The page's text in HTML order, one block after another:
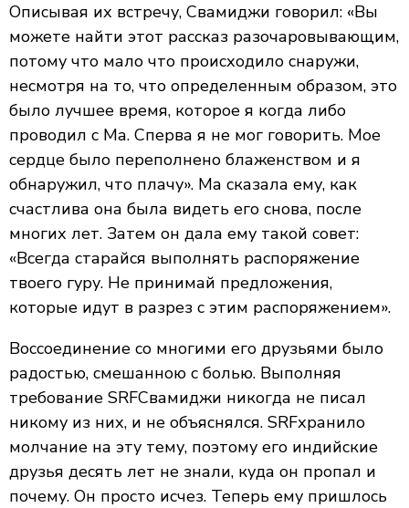
Описывая их встречу, Свамиджи говорил: «Вы
можете найти этот рассказ разочаровывающим,
потому что мало что происходило снаружи,
несмотря на то, что определенным образом, это
было лучшее время, которое я когда либо
проводил с Ма. Сперва я не мог говорить. Мое
сердце было переполнено блаженством и я
обнаружил, что плачу». Ма сказала ему, как
счастлива она была видеть его снова, после
многих лет. Затем он дала ему такой совет:
«Всегда старайся выполнять распоряжение
твоего гуру. Не принимай предложения,
которые идут в разрез с этим распоряжением».
Воссоединение со многими его друзьями было
радостью, смешанною с болью. Выполняя
требование SRFСвамиджи никогда не писал
никому из них, и не объяснялся. SRFхранило
молчание на эту тему, поэтому его индийские
друзья десять лет не знали, куда он пропал и
почему. Он просто исчез. Теперь ему пришлось